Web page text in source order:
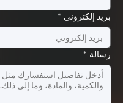
بريد إلكتروني *
رسالة *